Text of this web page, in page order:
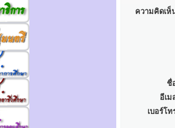
ความคิดเห็
ชื่
อีเม
เบอร์โท